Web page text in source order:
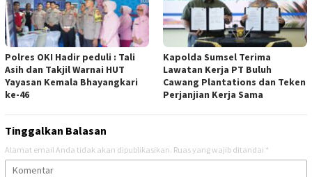
Polres OKI Hadir peduli : Tali
Asih dan Takjil Warnai HUT
Yayasan Kemala Bhayangkari
ke-46
Kapolda Sumsel Terima
Lawatan Kerja PT Buluh
Cawang Plantations dan Teken
Perjanjian Kerja Sama
Tinggalkan Balasan
Alamat email Anda tidak akan dipublikasikan. Ruas yang wajib ditandai *